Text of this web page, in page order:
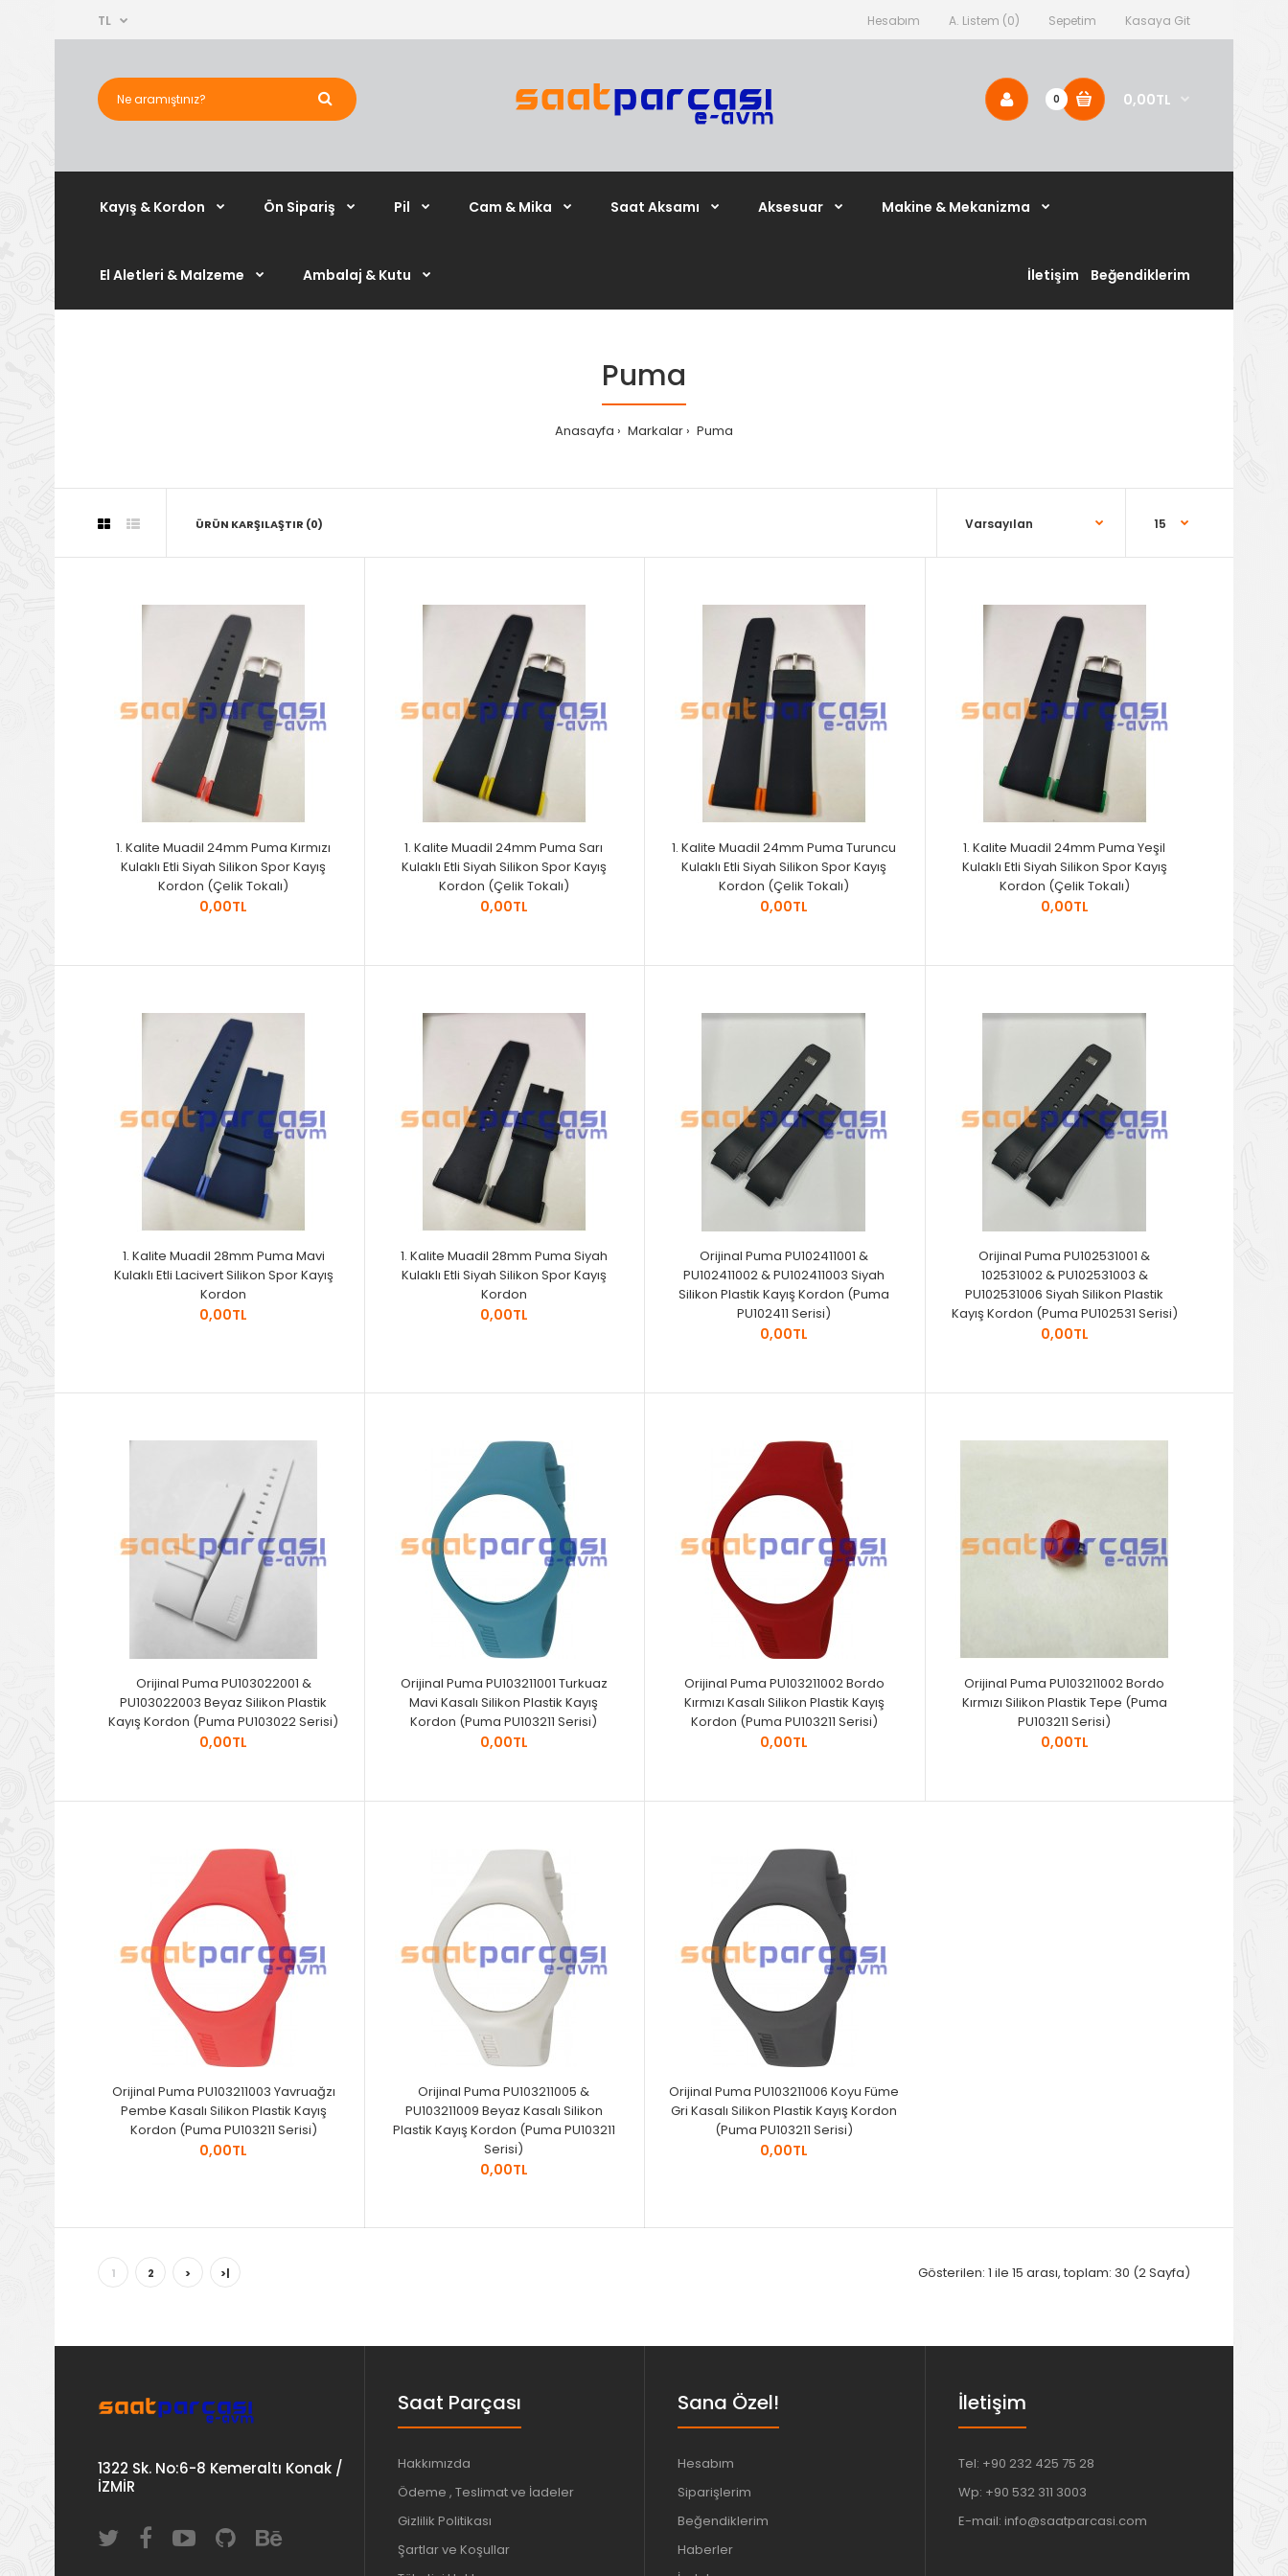
Hesabım A. Listem (0) Sepetim Kasaya Git
TL
0 0,00TL
Kayış & Kordon Ön Sipariş Pil Cam & Mika Saat Aksamı Aksesuar Makine & Mekanizma
El Aletleri & Malzeme Ambalaj & Kutu Beğendiklerim
İletişim
Puma
Anasayfa Markalar Puma
ÜRÜN KARŞILAŞTIR (0)
1. Kalite Muadil 24mm Puma Kırmızı
Kulaklı Etli Siyah Silikon Spor Kayış
Kordon (Çelik Tokalı)
0,00TL
1. Kalite Muadil 24mm Puma Sarı
Kulaklı Etli Siyah Silikon Spor Kayış
Kordon (Çelik Tokalı)
0,00TL
1. Kalite Muadil 24mm Puma Turuncu
Kulaklı Etli Siyah Silikon Spor Kayış
Kordon (Çelik Tokalı)
0,00TL
1. Kalite Muadil 24mm Puma Yeşil
Kulaklı Etli Siyah Silikon Spor Kayış
Kordon (Çelik Tokalı)
0,00TL
1. Kalite Muadil 28mm Puma Mavi
Kulaklı Etli Lacivert Silikon Spor Kayış
Kordon
0,00TL
1. Kalite Muadil 28mm Puma Siyah
Kulaklı Etli Siyah Silikon Spor Kayış
Kordon
0,00TL
Orijinal Puma PU102411001 &
PU102411002 & PU102411003 Siyah
Silikon Plastik Kayış Kordon (Puma
PU102411 Serisi)
0,00TL
Orijinal Puma PU102531001 &
102531002 & PU102531003 &
PU102531006 Siyah Silikon Plastik
Kayış Kordon (Puma PU102531 Serisi)
0,00TL
Orijinal Puma PU103022001 &
PU103022003 Beyaz Silikon Plastik
Kayış Kordon (Puma PU103022 Serisi)
0,00TL
Orijinal Puma PU103211001 Turkuaz
Mavi Kasalı Silikon Plastik Kayış
Kordon (Puma PU103211 Serisi)
0,00TL
Orijinal Puma PU103211002 Bordo
Kırmızı Kasalı Silikon Plastik Kayış
Kordon (Puma PU103211 Serisi)
0,00TL
Orijinal Puma PU103211002 Bordo
Kırmızı Silikon Plastik Tepe (Puma
PU103211 Serisi)
0,00TL
Orijinal Puma PU103211003 Yavruağzı
Pembe Kasalı Silikon Plastik Kayış
Kordon (Puma PU103211 Serisi)
0,00TL
Orijinal Puma PU103211005 &
PU103211009 Beyaz Kasalı Silikon
Plastik Kayış Kordon (Puma PU103211
Serisi)
0,00TL
Orijinal Puma PU103211006 Koyu Füme
Gri Kasalı Silikon Plastik Kayış Kordon
(Puma PU103211 Serisi)
0,00TL
1 2 > >| Gösterilen: 1 ile 15 arası, toplam: 30 (2 Sayfa)
1322 Sk. No:6-8 Kemeraltı Konak /
İZMİR
Saat Parçası
Hakkımızda
Ödeme , Teslimat ve İadeler
Gizlilik Politikası
Şartlar ve Koşullar
Sana Özel!
Hesabım
Siparişlerim
Beğendiklerim
Haberler
İletişim
Tel: +90 232 425 75 28
Wp: +90 532 311 3003
E-mail: info@saatparcasi.com